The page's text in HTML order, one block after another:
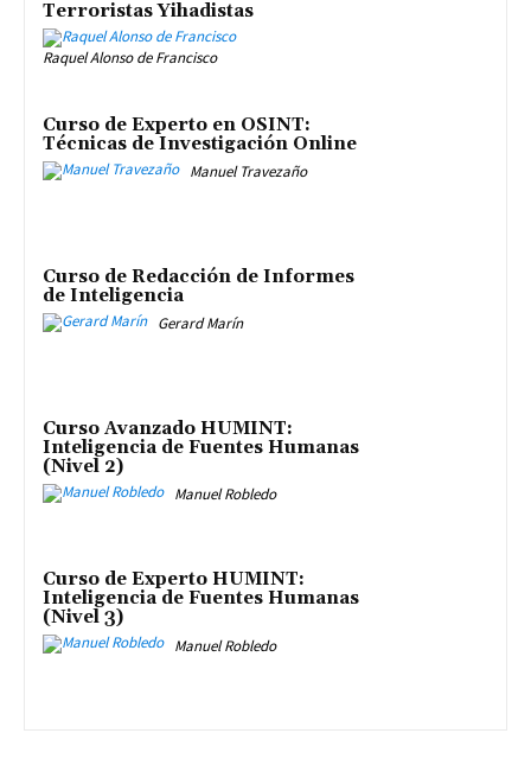
Terroristas Yihadistas
Raquel Alonso de Francisco
Curso de Experto en OSINT:
Técnicas de Investigación Online
Manuel Travezaño
Curso de Redacción de Informes
de Inteligencia
Gerard Marín
Curso Avanzado HUMINT:
Inteligencia de Fuentes Humanas
(Nivel 2)
Manuel Robledo
Curso de Experto HUMINT:
Inteligencia de Fuentes Humanas
(Nivel 3)
Manuel Robledo